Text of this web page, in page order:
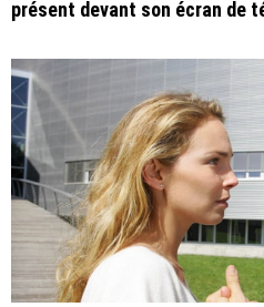
présent devant son écran de